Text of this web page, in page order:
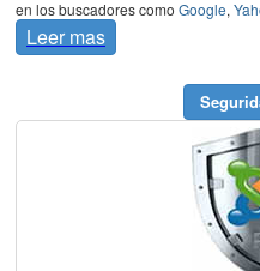
en los buscadores como Google,
Leer mas